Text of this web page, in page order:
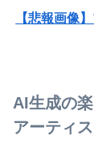
【悲報】
AI生成の
アーティ